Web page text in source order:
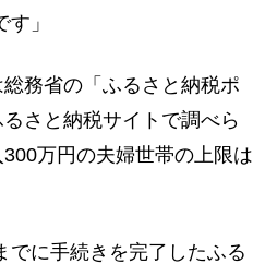
」
務省の「ふるさと納税ポ
さと納税サイトで調べら
万円の夫婦世帯の上限は
に手続きを完了したふる